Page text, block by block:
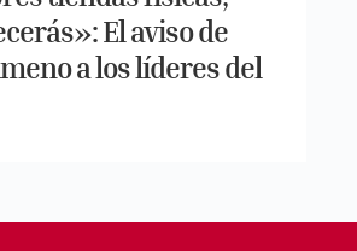
El aviso de
a los líderes del